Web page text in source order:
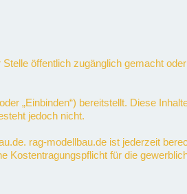
öffentlich zugänglich gemacht
„Einbinden“) bereitstellt. Diese
jedoch nicht.
rag-modellbau.de ist jederzeit
Kostentragungspflicht für die